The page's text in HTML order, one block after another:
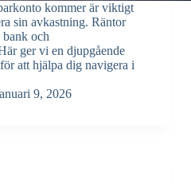
kommer är viktigt
sin avkastning. Räntor
bank och
ger vi en djupgående
att hjälpa dig navigera i
9, 2026